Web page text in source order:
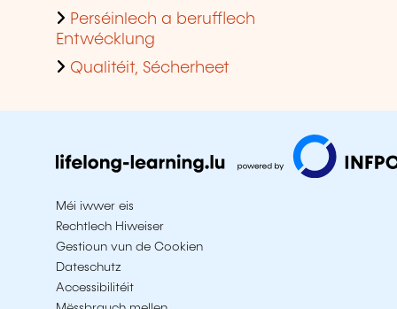
Perséinlech a berufflech
Entwécklung
Qualitéit, Sécherheet
Méi iwwer eis
Rechtlech Hiweiser
Gestioun vun de Cookien
Dateschutz
Accessibilitéit